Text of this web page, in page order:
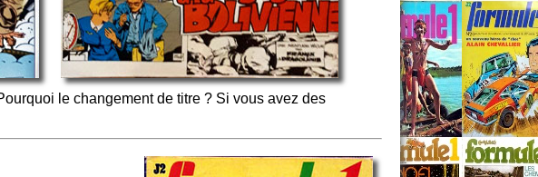
le changement de titre ? Si vous avez des